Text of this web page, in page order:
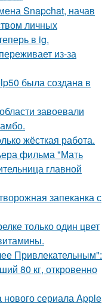
Snapchat, начав
личных
в ig.
из-за
была созданa в
завоевали
жёсткая работа.
фильма "Мать
главной
запеканка с
только один цвет
Привлекательным":
80 кг, откровенно
сериала Apple